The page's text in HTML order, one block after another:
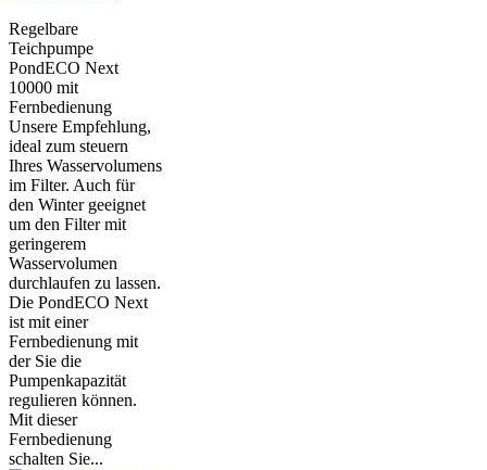
Regelbare
Teichpumpe
PondECO Next
10000 mit
Fernbedienung
Unsere Empfehlung,
ideal zum steuern
Ihres Wasservolumens
im Filter. Auch für
den Winter geeignet
um den Filter mit
geringerem
Wasservolumen
durchlaufen zu lassen.
Die PondECO Next
ist mit einer
Fernbedienung mit
der Sie die
Pumpenkapazität
regulieren können.
Mit dieser
Fernbedienung
schalten Sie...